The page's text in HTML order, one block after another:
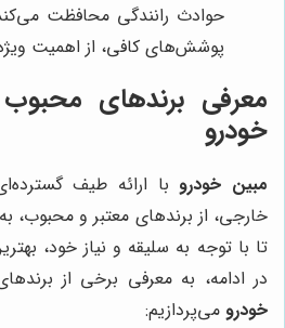
حوادث رانندگی محافظت
پوشش‌های کافی، از اهمیت
معرفی برندهای
خودرو
مبین خودروبا ارائه طیف
خارجی، از برندهای معتبر و محبوب،
تا با توجه به سلیقه و نیاز خود،
در ادامه، به معرفی برخی از
خودرو می‌پردازیم: